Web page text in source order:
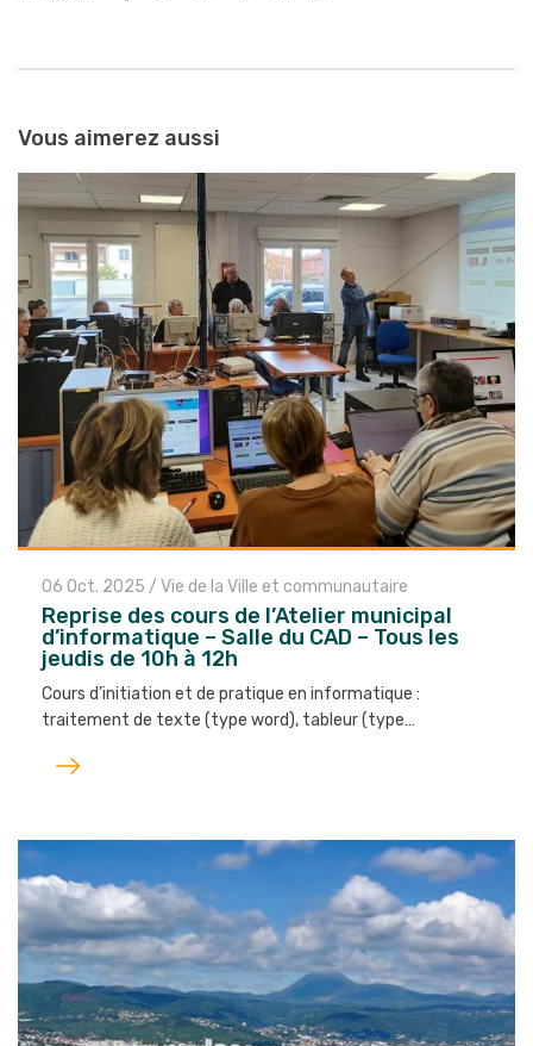
Navigation
entre
les
articles
Vous aimerez aussi
06 Oct. 2025 / Vie de la Ville et communautaire
Reprise des cours de l’Atelier municipal
d’informatique – Salle du CAD – Tous les
jeudis de 10h à 12h
Cours d’initiation et de pratique en informatique :
traitement de texte (type word), tableur (type…
Lire
l'article